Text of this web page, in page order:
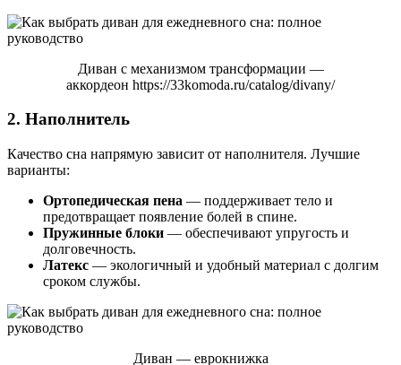
Диван с механизмом трансформации —
аккордеон https://33komoda.ru/catalog/divany/
2. Наполнитель
Качество сна напрямую зависит от наполнителя. Лучшие
варианты:
Ортопедическая пена — поддерживает тело и
предотвращает появление болей в спине.
Пружинные блоки — обеспечивают упругость и
долговечность.
Латекс — экологичный и удобный материал с долгим
сроком службы.
Диван — еврокнижка